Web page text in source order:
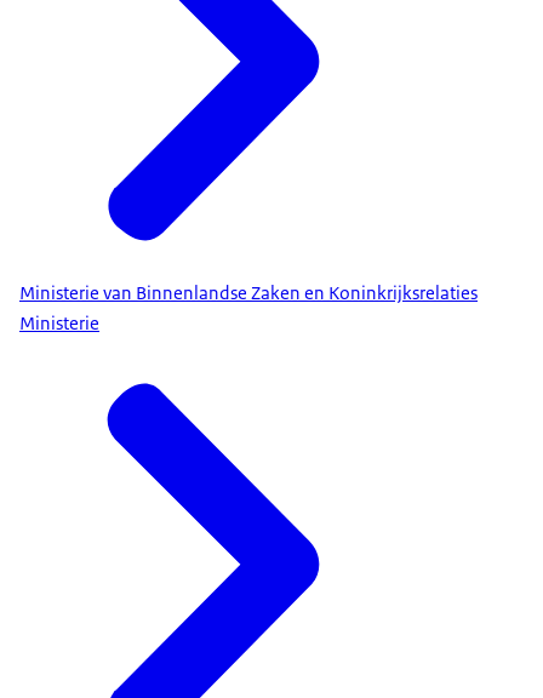
Ministerie van Binnenlandse Zaken en Koninkrijksrelaties
Ministerie